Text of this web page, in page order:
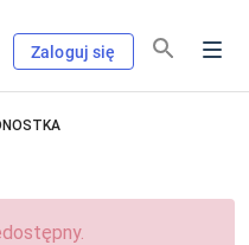
Zaloguj się